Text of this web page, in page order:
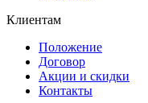
Клиентам
Положение
Договор
Акции и скидки
Контакты